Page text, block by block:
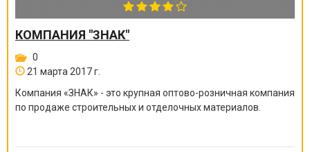
КОМПАНИЯ "ЗНАК"
0
21 марта 2017 г.
Компания «ЗНАК» - это крупная оптово-розничная компания
по продаже строительных и отделочных материалов.